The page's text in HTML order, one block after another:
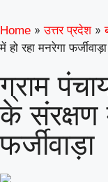
ने
Home » उत्तर प्रदेश »
में हो रहा मनरेगा फर्जीवाड़ा
ग्राम
के संरक्षण
फर्जीवाड़ा